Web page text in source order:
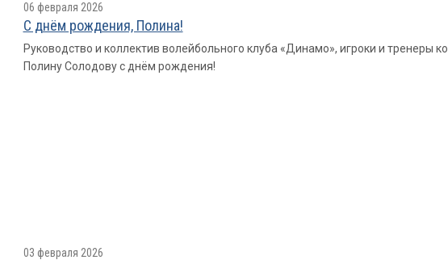
06 февраля 2026
С днём рождения, Полина!
Руководство и коллектив волейбольного клуба «Динамо», игроки и
Полину Солодову с днём рождения!
03 февраля 2026